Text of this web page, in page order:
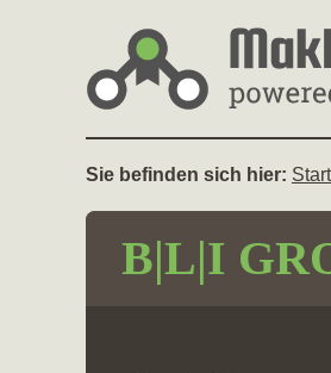
Sie befinden sich hier:
B|L|I